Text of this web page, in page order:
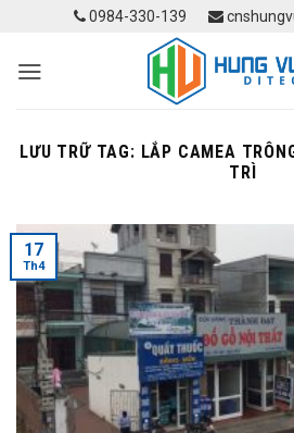
content
0984-330-139
LƯU TRỮ TAG: LẮP CAMEA
TRÌ
17
Th4